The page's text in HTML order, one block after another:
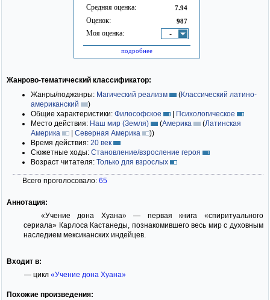
Средняя оценка: 7.94
Оценок: 987
Моя оценка: -
подробнее
Жанрово-тематический классификатор:
Жанры/поджанры: Магический реализм (Классический латино-
американский
)
Общие характеристики: Философское | Психологическое
Место действия: Наш мир (Земля) (Америка (Латинская
Америка
| Северная Америка ))
Время действия: 20 век
Сюжетные ходы: Становление/взросление героя
Возраст читателя: Только для взрослых
Всего проголосовало: 65
Аннотация:
«Учение дона Хуана» — первая книга «спиритуального
сериала» Карлоса Кастанеды, познакомившего весь мир с духовным
наследием мексиканских индейцев.
Входит в:
— цикл «Учение дона Хуана»
Похожие произведения: